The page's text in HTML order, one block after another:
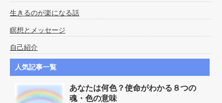
生きるのが楽になる話
瞑想とメッセージ
自己紹介
人気記事一覧
あなたは何色？使命がわかる８つの
魂・色の意味